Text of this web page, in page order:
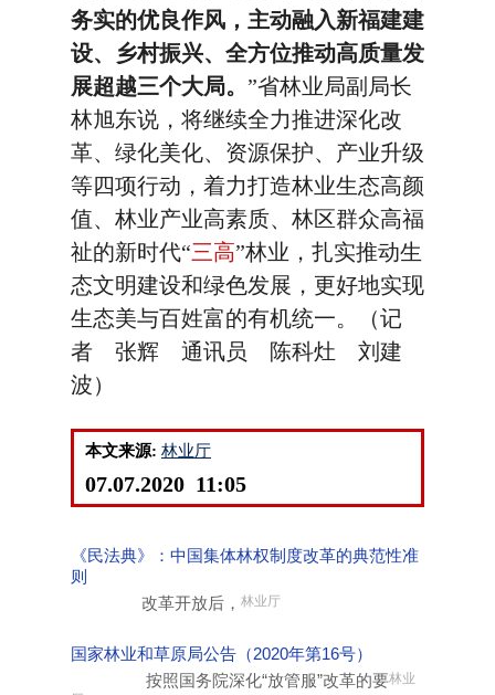
务实的优良作风，主动融入新福建建
设、乡村振兴、全方位推动高质量发
展超越三个大局。 ”省林业局副局长
林旭东说，将继续全力推进深化改
革、绿化美化、资源保护、产业升级
等四项行动，着力打造林业生态高颜
值、林业产业高素质、林区群众高福
祉的新时代“三高”林业，扎实推动生
态文明建设和绿色发展，更好地实现
生态美与百姓富的有机统一。（记
者 张辉 通讯员 陈科灶 刘建
波）
本文来源: 林业厅
07.07.2020 11:05
《民法典》：中国集体林权制度改革的典范性准
则
改革开放后， 林业厅
国家林业和草原局公告（2020年第16号）
按照国务院深化“放管服”改革的要林业